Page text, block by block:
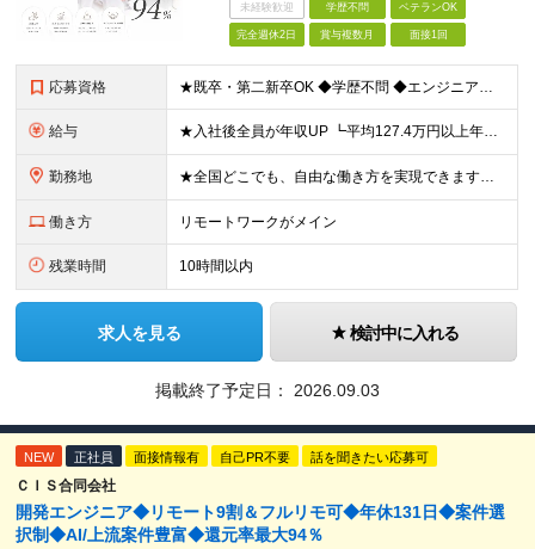
未経験歓迎 学歴不問 ベテランOK
完全週休2日 賞与複数月 面接1回
応募資格 ★既卒・第二新卒OK ◆学歴不問 ◆エンジニアとしての何かしらの実務経験が1年以上ある方 ※AI未経験者大歓迎 ★意欲重視の採用です！ 「経歴に自信がない」という方も、"今後挑戦したいこと""スキル
給与 ★入社後全員が年収UP ┗平均127.4万円以上年収UP！ ┗最大390万円UPの実績もあり 月給35万円～100万円＋決算賞与＋各種手当 【 給与イメージ 】 ■経験1年以上…月給35万円～＋決
勤務地 ★全国どこでも、自由な働き方を実現できます！ 全国のプロジェクト先やフルリモート環境での勤務も可能です。 ＼自由度の高い働き方、叶えます／ □フルリモートで働きたい □ハイブリットに働きたい □家庭
働き方 リモートワークがメイン
残業時間 10時間以内
求人を見る 検討中に入れる
掲載終了予定日： 2026.09.03
NEW 正社員 面接情報有 自己PR不要 話を聞きたい応募可
ＣＩＳ合同会社
開発エンジニア◆リモート9割＆フルリモ可◆年休131日◆案件選
択制◆AI/上流案件豊富◆還元率最大94％